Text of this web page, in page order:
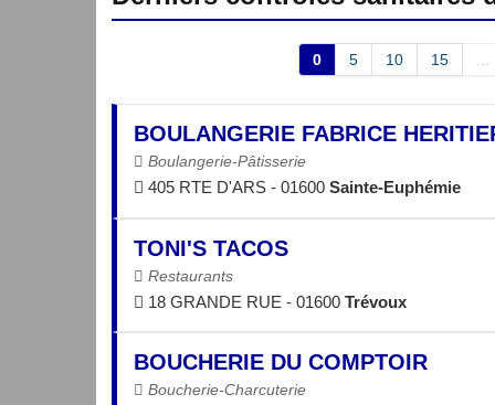
0 5 10 15 ...
BOULANGERIE FABRICE
Boulangerie-Pâtisserie
405 RTE D'ARS - 01600 Sainte-Euphémie
TONI'S TACOS
Restaurants
18 GRANDE RUE - 01600 Trévoux
BOUCHERIE DU COMPTOIR
Boucherie-Charcuterie